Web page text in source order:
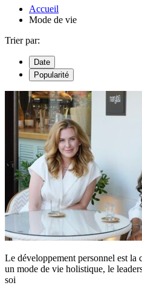
Accueil
Mode de vie
Trier par:
Date
Popularité
Le développement personnel est
un mode de vie holistique, le
soi